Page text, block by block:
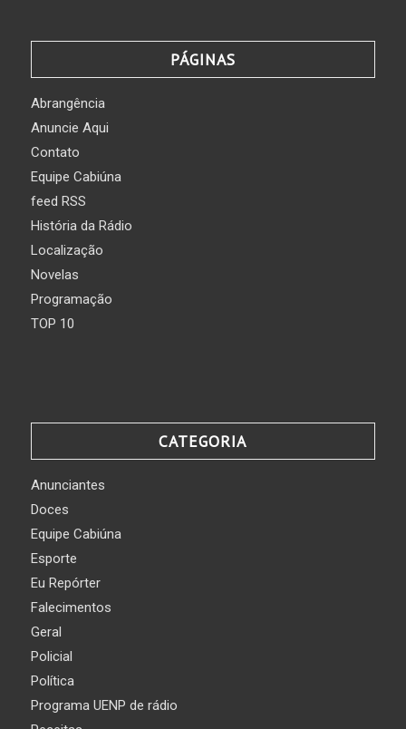
PÁGINAS
Abrangência
Anuncie Aqui
Contato
Equipe Cabiúna
feed RSS
História da Rádio
Localização
Novelas
Programação
TOP 10
CATEGORIA
Anunciantes
Doces
Equipe Cabiúna
Esporte
Eu Repórter
Falecimentos
Geral
Policial
Política
Programa UENP de rádio